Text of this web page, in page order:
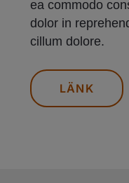
ea commodo
dolor in
cillum dolore.
LÄNK